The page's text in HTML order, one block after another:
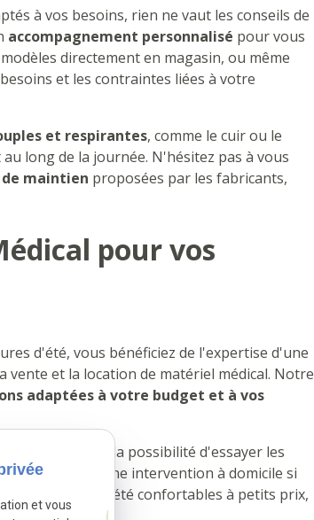
à vos besoins, rien ne vaut les conseils de
accompagnement personnalisé pour vous
directement en magasin, ou même
et les contraintes liées à votre
et respirantes, comme le cuir ou le
long de la journée. N'hésitez pas à vous
maintien proposées par les fabricants,
pour vos
d'été, vous bénéficiez de l'expertise d'une
vente et la location de matériel médical. Notre
adaptées à votre budget et à vos
qualité, avec la possibilité d'essayer les
et même d'une intervention à domicile si
chaussures d'été confortables à petits prix,
et vous